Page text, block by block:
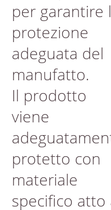
per garantire
protezione
adeguata del
manufatto.
Il prodotto
viene
protetto con
materiale
specifico atto